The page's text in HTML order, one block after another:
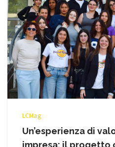
LCMag
Un’esperienza di